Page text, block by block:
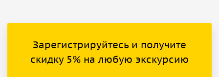
Зарегистрируйтесь и получите
скидку 5% на любую экскурсию